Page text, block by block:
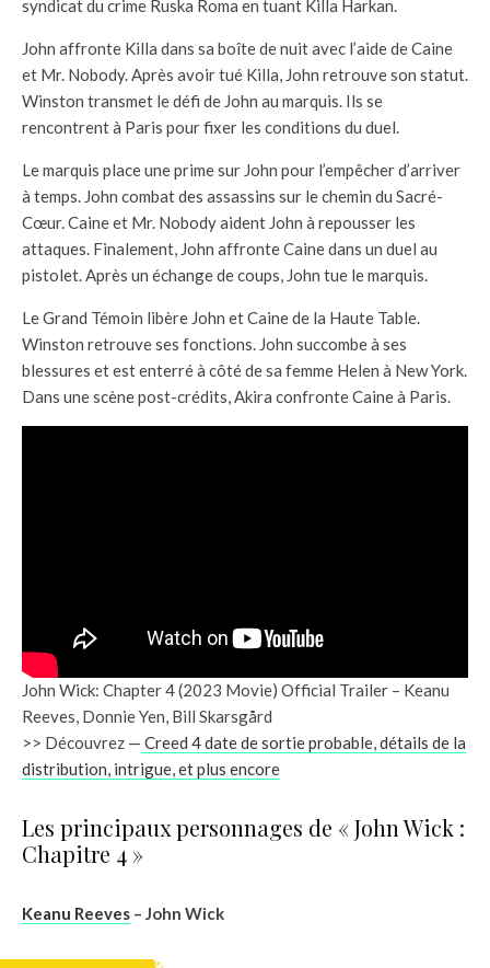
syndicat du crime Ruska Roma en tuant Killa Harkan.
John affronte Killa dans sa boîte de nuit avec l’aide de Caine
et Mr. Nobody. Après avoir tué Killa, John retrouve son statut.
Winston transmet le défi de John au marquis. Ils se
rencontrent à Paris pour fixer les conditions du duel.
Le marquis place une prime sur John pour l’empêcher d’arriver
à temps. John combat des assassins sur le chemin du Sacré-
Cœur. Caine et Mr. Nobody aident John à repousser les
attaques. Finalement, John affronte Caine dans un duel au
pistolet. Après un échange de coups, John tue le marquis.
Le Grand Témoin libère John et Caine de la Haute Table.
Winston retrouve ses fonctions. John succombe à ses
blessures et est enterré à côté de sa femme Helen à New York.
Dans une scène post-crédits, Akira confronte Caine à Paris.
John Wick: Chapter 4 (2023 Movie) Official Trailer – Keanu
Reeves, Donnie Yen, Bill Skarsgård
>> Découvrez — Creed 4 date de sortie probable, détails de la
distribution, intrigue, et plus encore
Les principaux personnages de « John Wick :
Chapitre 4 »
Keanu Reeves – John Wick